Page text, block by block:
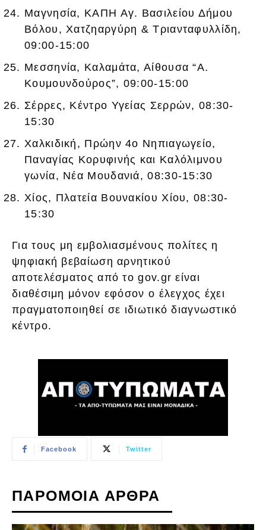
Μαγνησία, ΚΑΠΗ Αγ. Βασιλείου Δήμου
Βόλου, Χατζηαργύρη & Τριανταφυλλίδη,
09:00-15:00
Μεσσηνία, Καλαμάτα, Αίθουσα “Α.
Κουμουνδούρος”, 09:00-15:00
Σέρρες, Κέντρο Υγείας Σερρών, 08:30-
15:30
Χαλκιδική, Πρώην 4ο Νηπιαγωγείο,
Παναγίας Κορυφινής και Καλόλιμνου
γωνία, Νέα Μουδανιά, 08:30-15:30
Χίος, Πλατεία Βουνακίου Χίου, 08:30-
15:30
Για τους μη εμβολιασμένους πολίτες η
ψηφιακή βεβαίωση αρνητικού
αποτελέσματος από το gov.gr είναι
διαθέσιμη μόνον εφόσον ο έλεγχος έχει
πραγματοποιηθεί σε ιδιωτικό διαγνωστικό
κέντρο.
Facebook Twitter
ΠΑΡΟΜΟΙΑ ΑΡΘΡΑ